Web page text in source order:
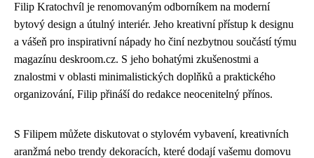
Filip Kratochvíl je renomovaným odborníkem na moderní
bytový design a útulný interiér. Jeho kreativní přístup k designu
a vášeň pro inspirativní nápady ho činí nezbytnou součástí týmu
magazínu deskroom.cz. S jeho bohatými zkušenostmi a
znalostmi v oblasti minimalistických doplňků a praktického
organizování, Filip přináší do redakce neocenitelný přínos.
S Filipem můžete diskutovat o stylovém vybavení, kreativních
aranžmá nebo trendy dekoracích, které dodají vašemu domovu